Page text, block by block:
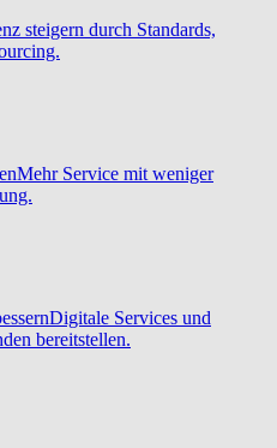
steigern durch Standards,
Mehr Service mit weniger
Digitale Services und
bereitstellen.